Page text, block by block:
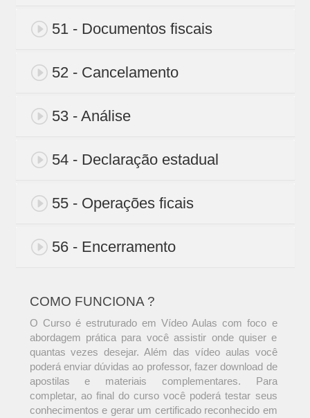
51 - Documentos fiscais
52 - Cancelamento
53 - Análise
54 - Declaração estadual
55 - Operações ficais
56 - Encerramento
COMO FUNCIONA ?
O Curso é estruturado em Vídeo Aulas com foco e
abordagem prática para você assistir onde quiser e
quantas vezes desejar. Além das vídeo aulas você
poderá enviar dúvidas ao professor, fazer download de
apostilas e materiais complementares. Para
completar, ao final do curso você poderá testar seus
conhecimentos e gerar um certificado reconhecido em